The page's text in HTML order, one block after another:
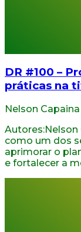
DR #100 –
práticas na
Nelson Capaina
Autores:Nelson
como um dos
aprimorar o
e fortalecer a